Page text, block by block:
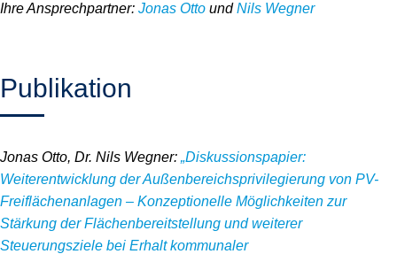
Ihre Ansprechpartner: Jonas Otto undNils Wegner
Publikation
Jonas Otto, Dr. Nils Wegner: „Diskussionspapier:
Weiterentwicklung der Außenbereichsprivilegierung von PV-
Freiflächenanlagen – Konzeptionelle Möglichkeiten zur
Stärkung der Flächenbereitstellung und weiterer
Steuerungsziele bei Erhalt kommunaler